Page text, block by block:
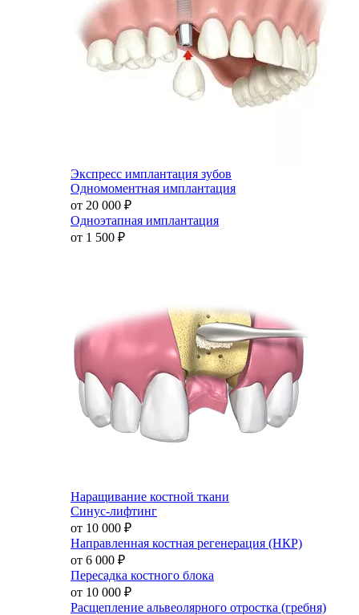
Экспресс имплантация зубов
Одномоментная имплантация
от 20 000 ₽
Одноэтапная имплантация
от 1 500 ₽
Наращивание костной ткани
Синус-лифтинг
от 10 000 ₽
Направленная костная регенерация (НКР)
от 6 000 ₽
Пересадка костного блока
от 10 000 ₽
Расщепление альвеолярного отростка (гребня)